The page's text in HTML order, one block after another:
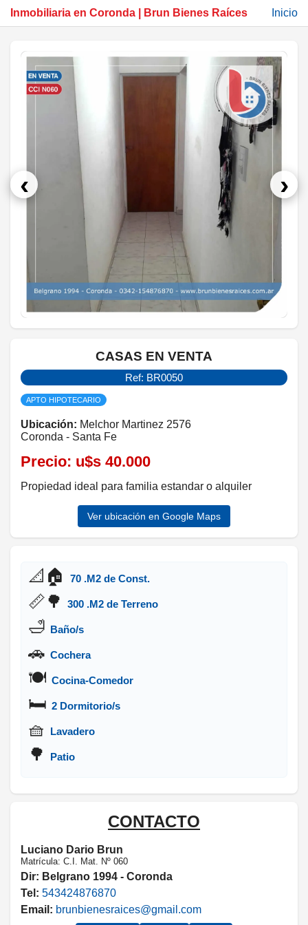
Inmobiliaria en Coronda | Brun Bienes Raíces Inicio
‹ ›
CASAS EN VENTA
Ref: BR0050
APTO HIPOTECARIO
Ubicación: Melchor Martinez 2576
Coronda - Santa Fe
Precio: u$s 40.000
Propiedad ideal para familia estandar o alquiler
Ver ubicación en Google Maps
📐🏠 70 .M2 de Const.
📏🌳 300 .M2 de Terreno
🛁 Baño/s
🚗 Cochera
🍽️ Cocina-Comedor
🛏️ 2 Dormitorio/s
🧺 Lavadero
🌳 Patio
CONTACTO
Luciano Dario Brun
Matrícula: C.I. Mat. Nº 060
Dir: Belgrano 1994 - Coronda
Tel: 543424876870
Email: brunbienesraices@gmail.com